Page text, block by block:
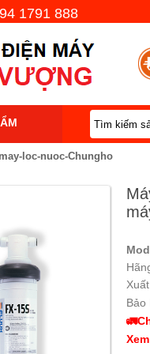
1791 888
may-loc-nuoc-Chungho
Bảo